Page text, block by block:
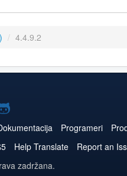
/ 4.4.9.2
Joomla!
na
GitHub
Programeri
Help Translate Report an
zadržana.